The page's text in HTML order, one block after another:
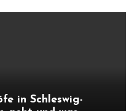
in Schleswig-